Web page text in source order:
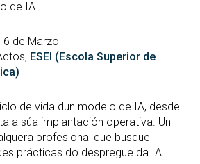
de IA.
6 de Marzo
ESEI (Escola Superior de
de vida dun modelo de IA, desde
a súa implantación operativa. Un
profesional que busque
prácticas do despregue da IA.